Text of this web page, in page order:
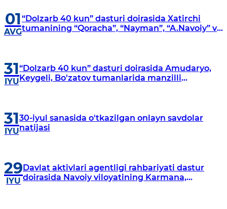
01
AVG
“Dolzarb 40 kun” dasturi doirasida Xatirchi
tumanining “Qoracha”, “Nayman”, “A.Navoiy” va
31
IYU
“Dolzarb 40 kun” dasturi doirasida Amudaryo,
Keygeli, Bo'zatov tumanlarida manzilli
31
IYU
30-iyul sanasida o'tkazilgan onlayn savdolar
natijasi
29
IYU
Davlat aktivlari agentligi rahbariyati dastur
doirasida Navoiy viloyatining Karmana,